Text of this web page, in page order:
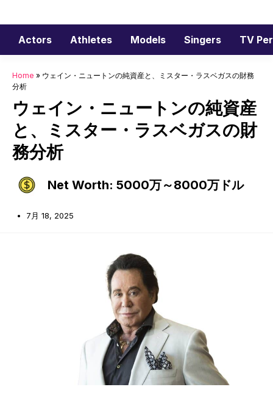
ン
ン
Actors Athletes Models Singers TV
Home » ウェイン・ニュートンの純資産と、ミスター・ラスベガスの財務
分析
ウェイン・ニュートンの純資産
と、ミスター・ラスベガスの財
務分析
Net Worth: 5000万～8000万ドル
7月 18, 2025